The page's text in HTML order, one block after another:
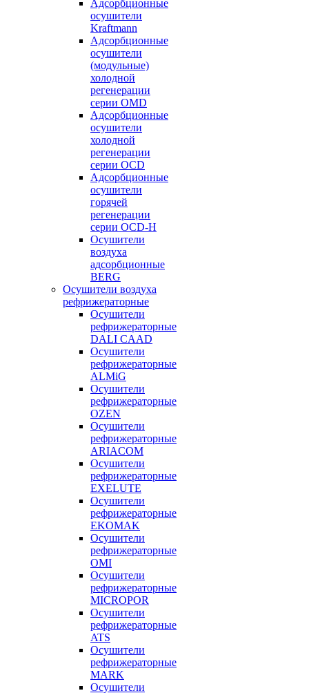
Адсорбционные
осушители
Kraftmann
Адсорбционные
осушители
(модульные)
холодной
регенерации
серии OMD
Адсорбционные
осушители
холодной
регенерации
серии OCD
Адсорбционные
осушители
горячей
регенерации
серии OСD-H
Осушители
воздуха
адсорбционные
BERG
Осушители воздуха
рефрижераторные
Осушители
рефрижераторные
DALI CAAD
Осушители
рефрижераторные
ALMiG
Осушители
рефрижераторные
OZEN
Осушители
рефрижераторные
ARIACOM
Осушители
рефрижераторные
EXELUTE
Осушители
рефрижераторные
EKOMAK
Осушители
рефрижераторные
OMI
Осушители
рефрижераторные
MICROPOR
Осушители
рефрижераторные
ATS
Осушители
рефрижераторные
MARK
Осушители